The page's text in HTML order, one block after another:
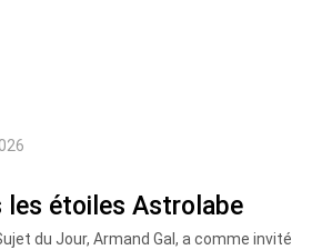
les étoiles Astrolabe
du Jour, Armand Gal, a comme invité